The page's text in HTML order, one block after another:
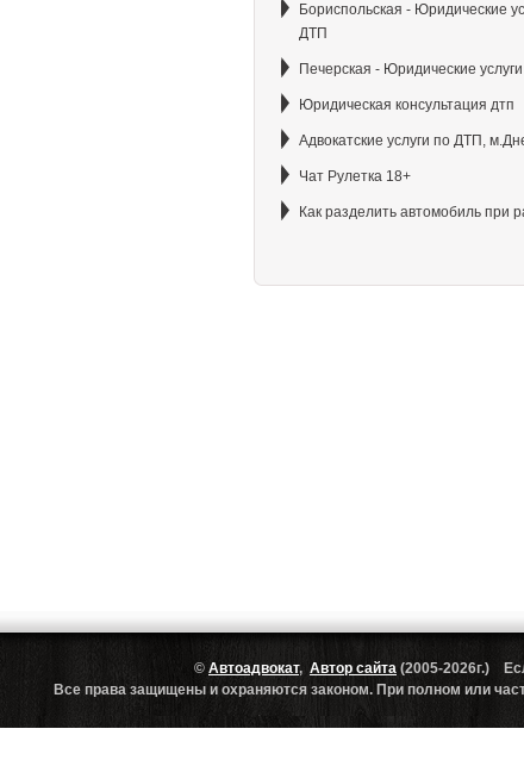
Бориспольская - Юридические
ДТП
Печерская - Юридические
Юридическая консультация дтп
Адвокатские услуги по ДТП,
Чат Рулетка 18+
Как разделить автомобиль при
© Автоадвокат, Автор сайта (2005-2026г.)
Все права защищены и охраняются законом. При полном или